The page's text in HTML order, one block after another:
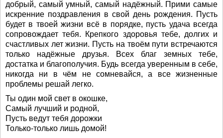
добрый, самый умный, самый надёжный. Прими самые
искренние поздравления в свой день рождения. Пусть
будет в твоей жизни всё в порядке, пусть удача всегда
сопровождает тебя. Крепкого здоровья тебе, долгих и
счастливых лет жизни. Пусть на твоём пути встречаются
только надёжные друзья. Всех благ земных тебе,
достатка и благополучия. Будь всегда уверенным в себе,
никогда ни в чём не сомневайся, а все жизненные
проблемы решай легко.
Ты один мой свет в окошке,
Самый лучший и родной,
Пусть ведут тебя дорожки
Только-только лишь домой!